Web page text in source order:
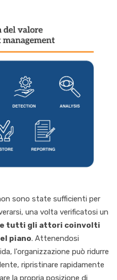
sono state sufficienti per
una volta verificatosi un
tutti gli attori coinvolti
piano. Attenendosi
l'organizzazione può ridurre
ripristinare rapidamente
la propria posizione di